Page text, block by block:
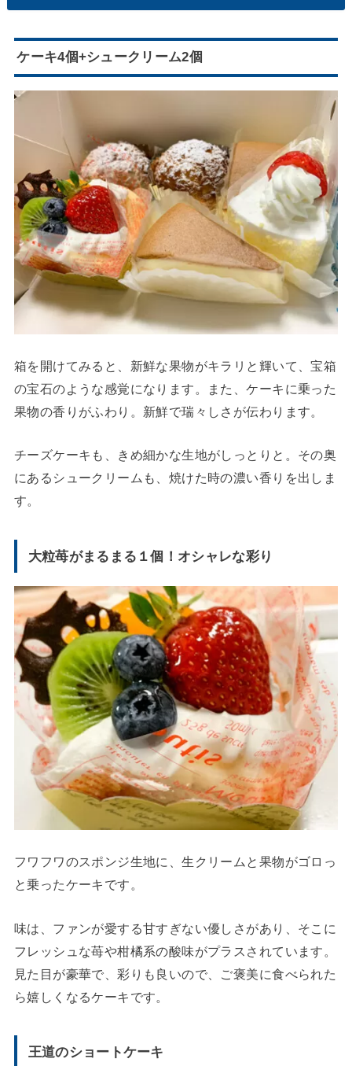
ケーキ4個+シュークリーム2個
箱を開けてみると、新鮮な果物がキラリと輝いて、宝箱
の宝石のような感覚になります。また、ケーキに乗った
果物の香りがふわり。新鮮で瑞々しさが伝わります。
チーズケーキも、きめ細かな生地がしっとりと。その奥
にあるシュークリームも、焼けた時の濃い香りを出しま
す。
大粒苺がまるまる１個！オシャレな彩り
フワフワのスポンジ生地に、生クリームと果物がゴロっ
と乗ったケーキです。
味は、ファンが愛する甘すぎない優しさがあり、そこに
フレッシュな苺や柑橘系の酸味がプラスされています。
見た目が豪華で、彩りも良いので、ご褒美に食べられた
ら嬉しくなるケーキです。
王道のショートケーキ